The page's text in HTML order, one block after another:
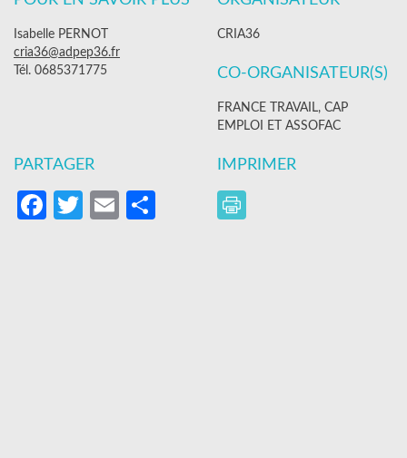
Isabelle PERNOT
cria36@adpep36.fr
Tél. 0685371775
CRIA36
CO-ORGANISATEUR(S)
FRANCE TRAVAIL, CAP
EMPLOI ET ASSOFAC
PARTAGER
Facebook
Twitter
EmailPartager
IMPRIMER